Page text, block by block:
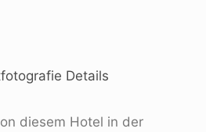
diesem Hotel in der